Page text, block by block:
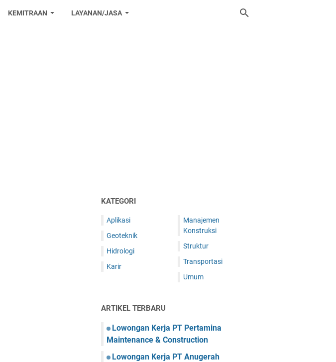
KEMITRAAN LAYANAN/JASA
KATEGORI
Aplikasi
Geoteknik
Hidrologi
Karir
Manajemen
Konstruksi
Struktur
Transportasi
Umum
ARTIKEL TERBARU
Lowongan Kerja PT Pertamina
Maintenance & Construction
Lowongan Kerja PT Anugerah